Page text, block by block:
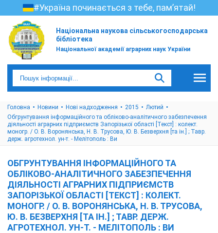
#Україна починається з тебе, пам’ятай!
Національна наукова сільськогосподарська
бібліотека
Національної академії аграрних наук України
Головна Новини Нові надходження 2015
Лютий
Обгрунтування інформаційного та обліково-аналітичного забезпечення
діяльності аграрних підприємств Запорізької області [Текст] : колект.
моногр. / О. В. Воронянська, Н. В. Трусова, Ю. В. Безверхня [та ін.] ; Тавр.
держ. агротехнол. ун-т. - Мелітополь : Ви
ОБГРУНТУВАННЯ ІНФОРМАЦІЙНОГО ТА
ОБЛІКОВО-АНАЛІТИЧНОГО ЗАБЕЗПЕЧЕННЯ
ДІЯЛЬНОСТІ АГРАРНИХ ПІДПРИЄМСТВ
ЗАПОРІЗЬКОЇ ОБЛАСТІ [ТЕКСТ] : КОЛЕКТ.
МОНОГР. / О. В. ВОРОНЯНСЬКА, Н. В. ТРУСОВА,
Ю. В. БЕЗВЕРХНЯ [ТА ІН.] ; ТАВР. ДЕРЖ.
АГРОТЕХНОЛ. УН-Т. - МЕЛІТОПОЛЬ : ВИ